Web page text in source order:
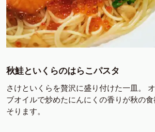
秋鮭といくらのはらこパスタ
さけといくらを贅沢に盛り付けた一皿。
ブオイルで炒めたにんにくの香りが秋の食
そります。